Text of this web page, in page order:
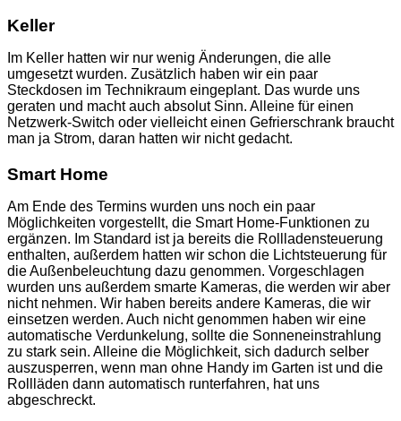
Keller
Im Keller hatten wir nur wenig Änderungen, die alle
umgesetzt wurden. Zusätzlich haben wir ein paar
Steckdosen im Technikraum eingeplant. Das wurde uns
geraten und macht auch absolut Sinn. Alleine für einen
Netzwerk-Switch oder vielleicht einen Gefrierschrank braucht
man ja Strom, daran hatten wir nicht gedacht.
Smart Home
Am Ende des Termins wurden uns noch ein paar
Möglichkeiten vorgestellt, die Smart Home-Funktionen zu
ergänzen. Im Standard ist ja bereits die Rollladensteuerung
enthalten, außerdem hatten wir schon die Lichtsteuerung für
die Außenbeleuchtung dazu genommen. Vorgeschlagen
wurden uns außerdem smarte Kameras, die werden wir aber
nicht nehmen. Wir haben bereits andere Kameras, die wir
einsetzen werden. Auch nicht genommen haben wir eine
automatische Verdunkelung, sollte die Sonneneinstrahlung
zu stark sein. Alleine die Möglichkeit, sich dadurch selber
auszusperren, wenn man ohne Handy im Garten ist und die
Rollläden dann automatisch runterfahren, hat uns
abgeschreckt.